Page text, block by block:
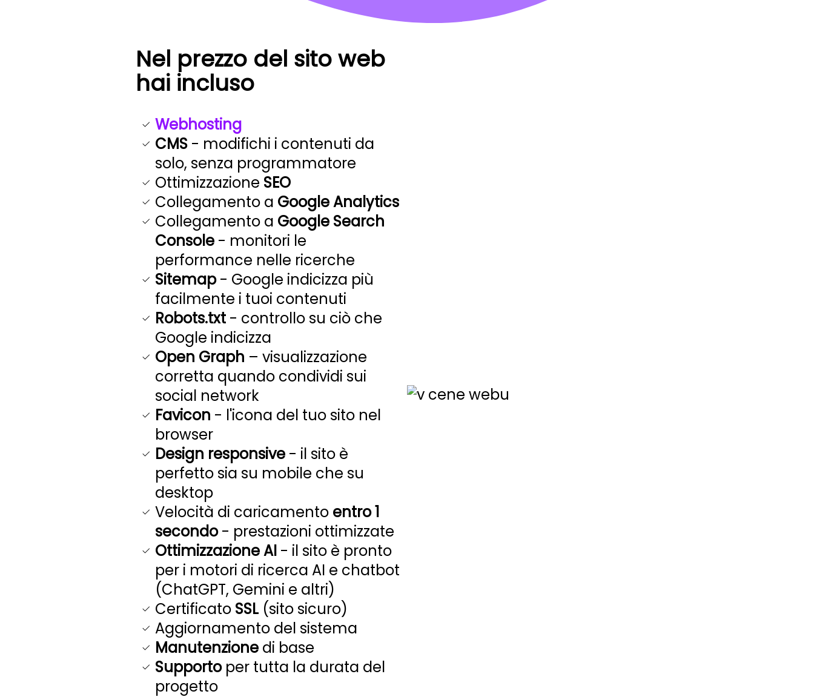
Nel prezzo del sito web
hai incluso
Webhosting
CMS - modifichi i contenuti da
solo, senza programmatore
Ottimizzazione SEO
Collegamento a Google Analytics
Collegamento a Google Search
Console - monitori le
performance nelle ricerche
Sitemap- Google indicizza più
facilmente i tuoi contenuti
Robots.txt - controllo su ciò che
Google indicizza
Open Graph – visualizzazione
corretta quando condividi sui
social network
Favicon - l'icona del tuo sito nel
browser
Design responsive - il sito è
perfetto sia su mobile che su
desktop
Velocità di caricamento entro 1
secondo- prestazioni ottimizzate
Ottimizzazione AI - il sito è pronto
per i motori di ricerca AI e chatbot
(ChatGPT, Gemini e altri)
Certificato SSL (sito sicuro)
Aggiornamento del sistema
Manutenzione di base
Supportoper tutta la durata del
progetto